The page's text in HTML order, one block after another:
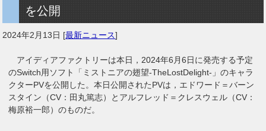
を公開
2024年2月13日 [最新ニュース]
アイディアファクトリーは本日，2024年6月6日に発売する予定
のSwitch用ソフト「ミストニアの翅望-TheLostDelight-」のキャラ
クターPVを公開した。本日公開されたPVは，エドワード＝バーン
スタイン（CV：田丸篤志）とアルフレッド＝クレスウェル（CV：
梅原裕一郎）のものだ。